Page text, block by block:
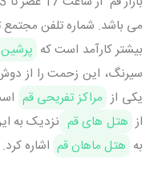
می باشد. شماره تلفن
بیشتر کارآمد است که
سیرنگ، این زحمت را از
یکی از مراکز تفریحی قم
از هتل های قم نزدیک به
به هتل ماهان قم اشاره کرد.